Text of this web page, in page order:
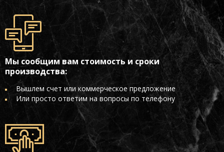
Мы сообщим вам стоимость и сроки
производства:
Вышлем счет или коммерческое предложение
Или просто ответим на вопросы по телефону